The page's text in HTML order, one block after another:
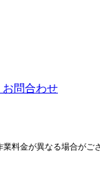
料金が異なる場合がご